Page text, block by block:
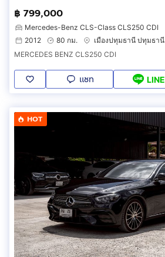
฿ 799,000
Mercedes-Benz CLS-Class CLS250 CDI
2012
80 กม.
เมืองปทุมธานี ปทุมธานี
MERCEDES BENZ CLS250 CDI
แชท LINE
HOT